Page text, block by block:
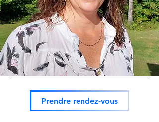
Prendre rendez-vous